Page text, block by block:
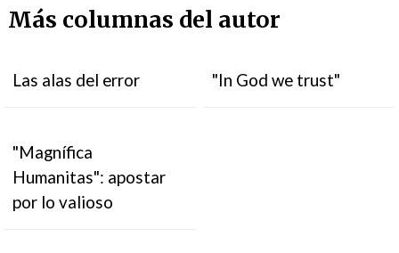
Más columnas del autor
Las alas del error "In God we trust"
"Magnífica
Humanitas": apostar
por lo valioso